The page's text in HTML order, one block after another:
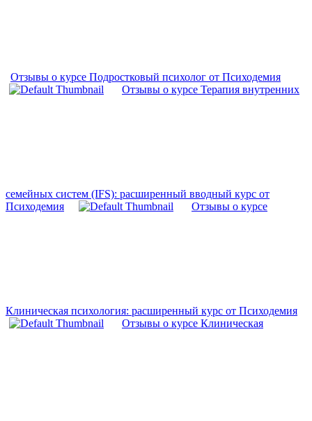
Отзывы о курсе Подростковый психолог от Психодемия
Отзывы о курсе Терапия внутренних
семейных систем (IFS): расширенный вводный курс от
Психодемия
Отзывы о курсе
Клиническая психология: расширенный курс от Психодемия
Отзывы о курсе Клиническая